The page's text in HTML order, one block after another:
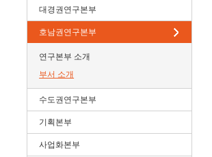
대경권연구본부
호남권연구본부
연구본부 소개
부서 소개
수도권연구본부
기획본부
사업화본부